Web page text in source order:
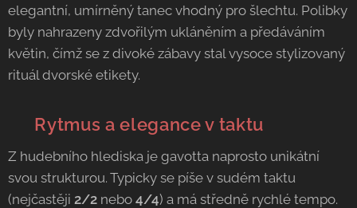
elegantní, umírněný tanec vhodný pro šlechtu. Polibky
byly nahrazeny zdvořilým ukláněním a předáváním
květin, čímž se z divoké zábavy stal vysoce stylizovaný
rituál dvorské etikety.
🎼 Rytmus a elegance v taktu
Z hudebního hlediska je gavotta naprosto unikátní
svou strukturou. Typicky se píše v sudém taktu
(nejčastěji 2/2 nebo 4/4) a má středně rychlé tempo.